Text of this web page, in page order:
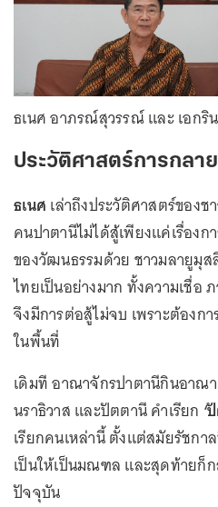
ธเนศ อาภรณ์สุวรรณ์ และ เอกริ
ประวัติศาสตร์การกลาย
ธเนศ เล่าถึงประวัติศาสตร์ของ
คนปาตานีไม่ได้สู้เพียงแค่เรื่องก
ของวัฒนธรรมด้วย ชาวมลายูมุ
ไทยเป็นอย่างมาก ทั้งความเชื่อ
จึงมีการต่อสู้ไม่จบ เพราะต้อง
ในพื้นที่
เดิมที อาณาจักรปาตานีกินอาณ
นราธิวาส และปัตตานี คำเรียก ‘
เรียกคนเหล่านี้ ตั้งแต่สมัยรัชกา
เป็นให้เป็นมณฑล และสุดท้ายก็
ปัจจุบัน